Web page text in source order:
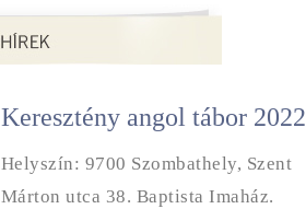
Keresztény angol tábor 2022
Helyszín: 9700 Szombathely, Szent
Márton utca 38. Baptista Imaház.